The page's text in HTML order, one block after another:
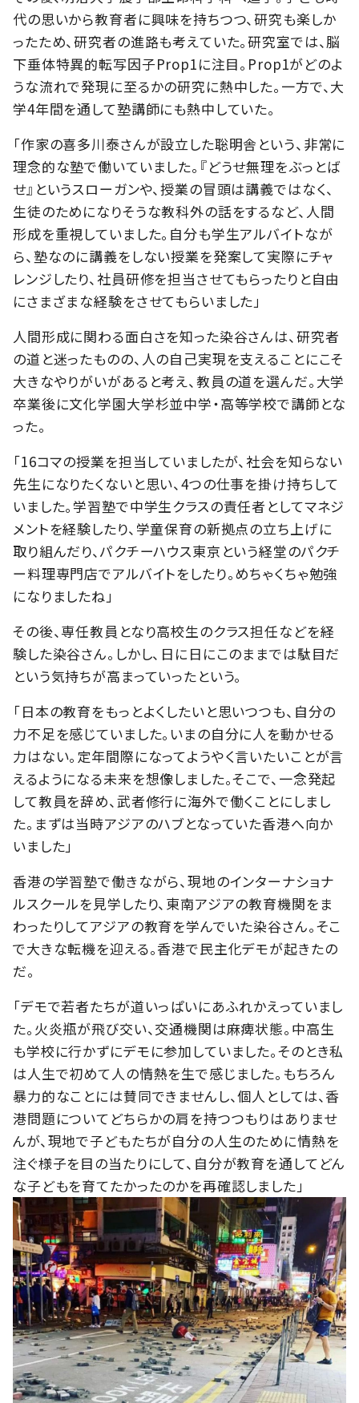
代の思いから教育者に興味を持ちつつ、研究も楽しか
ったため、研究者の進路も考えていた。研究室では、脳
下垂体特異的転写因子Prop1に注目。Prop1がどのよ
うな流れで発現に至るかの研究に熱中した。一方で、大
学4年間を通して塾講師にも熱中していた。
「作家の喜多川泰さんが設立した聡明舎という、非常に
理念的な塾で働いていました。『どうせ無理をぶっとば
せ』というスローガンや、授業の冒頭は講義ではなく、
生徒のためになりそうな教科外の話をするなど、人間
形成を重視していました。自分も学生アルバイトなが
ら、塾なのに講義をしない授業を発案して実際にチャ
レンジしたり、社員研修を担当させてもらったりと自由
にさまざまな経験をさせてもらいました」
人間形成に関わる面白さを知った染谷さんは、研究者
の道と迷ったものの、人の自己実現を支えることにこそ
大きなやりがいがあると考え、教員の道を選んだ。大学
卒業後に文化学園大学杉並中学・高等学校で講師とな
った。
「16コマの授業を担当していましたが、社会を知らない
先生になりたくないと思い、4つの仕事を掛け持ちして
いました。学習塾で中学生クラスの責任者としてマネジ
メントを経験したり、学童保育の新拠点の立ち上げに
取り組んだり、パクチーハウス東京という経堂のパクチ
ー料理専門店でアルバイトをしたり。めちゃくちゃ勉強
になりましたね」
その後、専任教員となり高校生のクラス担任などを経
験した染谷さん。しかし、日に日にこのままでは駄目だ
という気持ちが高まっていったという。
「日本の教育をもっとよくしたいと思いつつも、自分の
力不足を感じていました。いまの自分に人を動かせる
力はない。定年間際になってようやく言いたいことが言
えるようになる未来を想像しました。そこで、一念発起
して教員を辞め、武者修行に海外で働くことにしまし
た。まずは当時アジアのハブとなっていた香港へ向か
いました」
香港の学習塾で働きながら、現地のインターナショナ
ルスクールを見学したり、東南アジアの教育機関をま
わったりしてアジアの教育を学んでいた染谷さん。そこ
で大きな転機を迎える。香港で民主化デモが起きたの
だ。
「デモで若者たちが道いっぱいにあふれかえっていまし
た。火炎瓶が飛び交い、交通機関は麻痺状態。中高生
も学校に行かずにデモに参加していました。そのとき私
は人生で初めて人の情熱を生で感じました。もちろん
暴力的なことには賛同できませんし、個人としては、香
港問題についてどちらかの肩を持つつもりはありませ
んが、現地で子どもたちが自分の人生のために情熱を
注ぐ様子を目の当たりにして、自分が教育を通してどん
な子どもを育てたかったのかを再確認しました」